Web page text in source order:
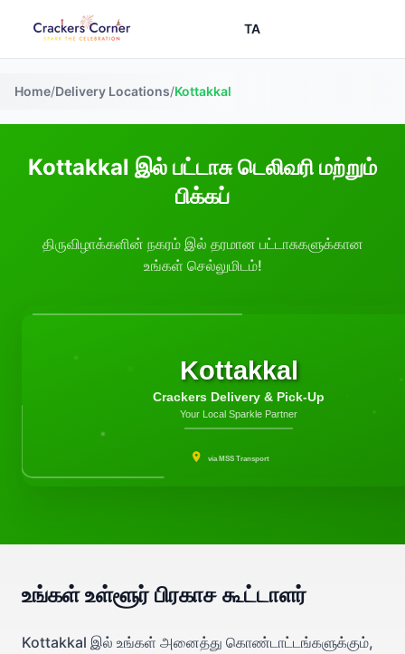
TA
Home/Delivery Locations/Kottakkal
Kottakkal இல் பட்டாசு டெலிவரி மற்றும்
பிக்கப்
திருவிழாக்களின் நகரம் இல் தரமான பட்டாசுகளுக்கான
உங்கள் செல்லுமிடம்!
Kottakkal
Crackers Delivery & Pick-Up
Your Local Sparkle Partner
via MSS Transport
உங்கள் உள்ளூர் பிரகாச கூட்டாளர்
Kottakkal இல் உங்கள் அனைத்து கொண்டாட்டங்களுக்கும்,